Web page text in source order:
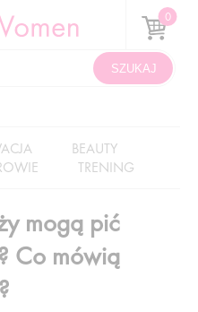
BEAUTY
TRENING
mogą pić
Co mówią